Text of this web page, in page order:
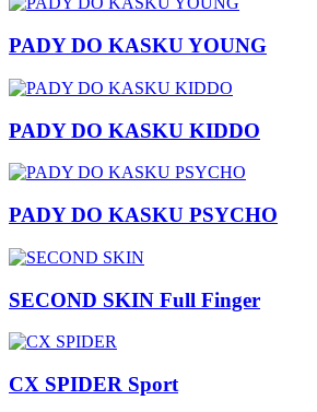
PADY DO KASKU YOUNG
PADY DO KASKU KIDDO
PADY DO KASKU PSYCHO
SECOND SKIN Full Finger
CX SPIDER Sport